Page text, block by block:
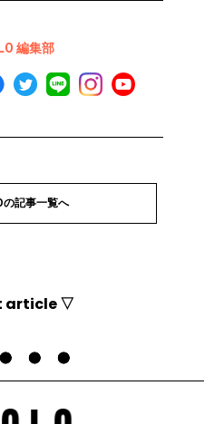
編集部
の記事一覧へ
article ▽